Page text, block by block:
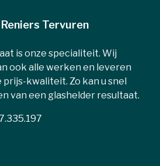
Tervuren
is onze specialiteit. Wij
ook alle werken en leveren
kwaliteit. Zo kan u snel
van een glashelder resultaat.